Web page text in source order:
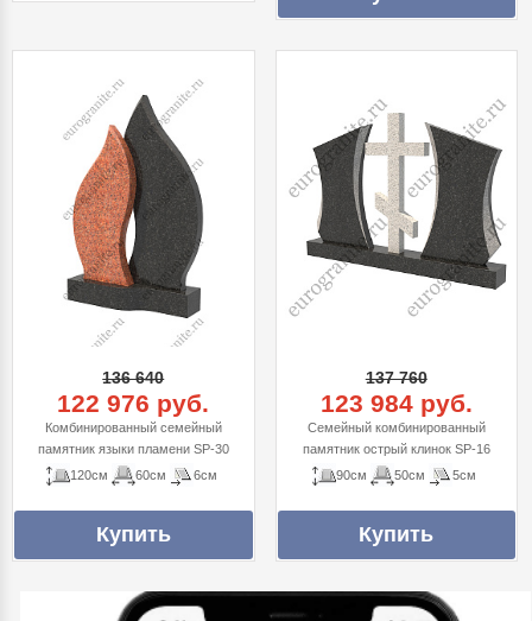
136 640
122 976 руб.
Комбинированный семейный
памятник языки пламени SP-30
120см
60см 6см
137 760
123 984 руб.
Семейный комбинированный
памятник острый клинок SP-16
90см
50см 5см